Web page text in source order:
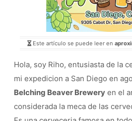
Este artículo se puede leer en
Hola, soy Riho, entusiasta de la
mi expedicion a San Diego en
Belching Beaver Brewery en el
considerada la meca de las